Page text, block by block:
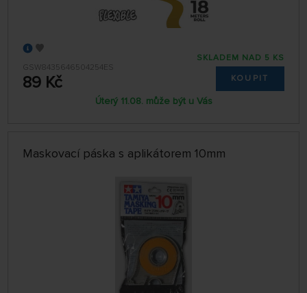
GSW8435646504254ES
89 Kč
SKLADEM NAD 5 KS
KOUPIT
Úterý 11.08. může být u Vás
Maskovací páska s aplikátorem 10mm